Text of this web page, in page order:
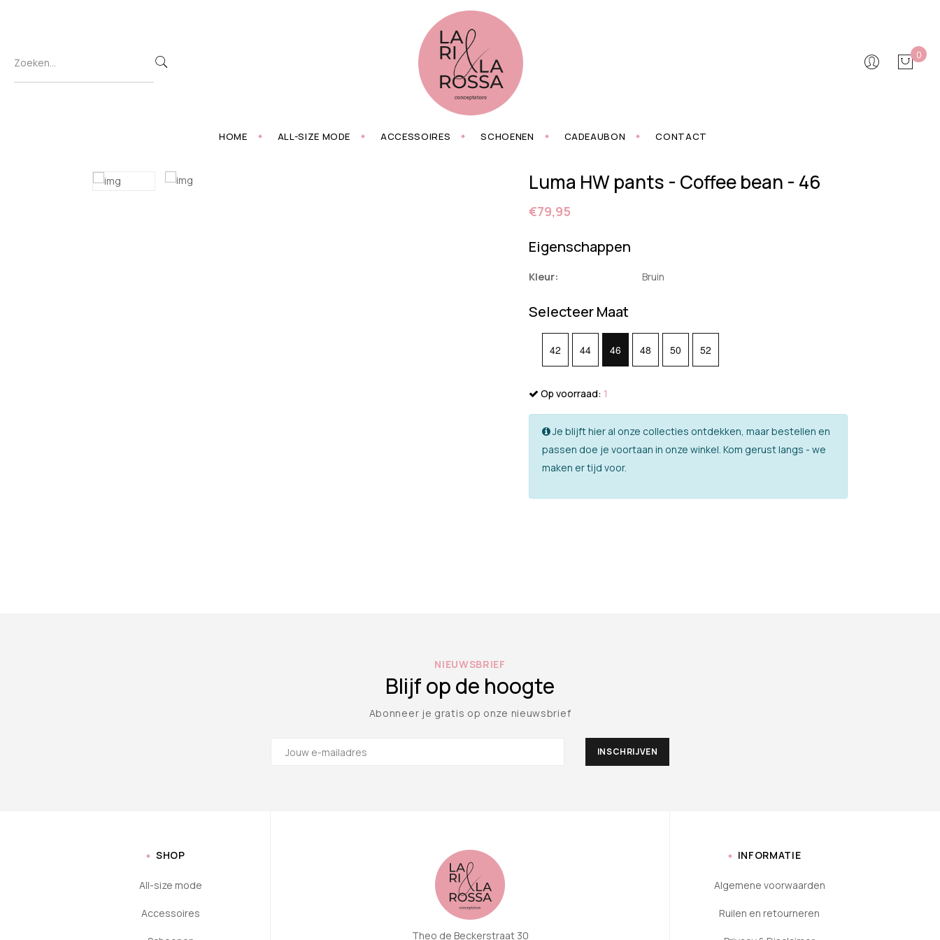
0
HOME ALL-SIZE MODE ACCESSOIRES SCHOENEN CADEAUBON CONTACT
Luma HW pants - Coffee bean - 46
€79,95
Eigenschappen
Kleur: Bruin
Selecteer Maat
42 44 46 48 50 52
Op voorraad: 1
Je blijft hier al onze collecties ontdekken, maar bestellen en
passen doe je voortaan in onze winkel. Kom gerust langs - we
maken er tijd voor.
NIEUWSBRIEF
Blijf op de hoogte
Abonneer je gratis op onze nieuwsbrief
SHOP
All-size mode
Accessoires
Theo de Beckerstraat 30
INFORMATIE
Algemene voorwaarden
Ruilen en retourneren